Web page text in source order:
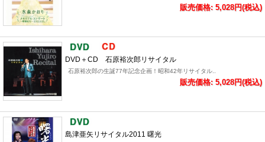
販売価格: 5,028円(税込)
DVD＋CD 石原裕次郎リサイタル
石原裕次郎の生誕77年記念企画！昭和42年リサイタル..
販売価格: 5,028円(税込)
島津亜矢リサイタル2011 曙光